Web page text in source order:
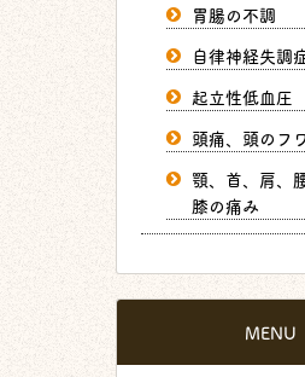
胃腸の不調
自律神経失調
起立性低血圧
頭痛、頭のフ
顎、首、肩、
膝の痛み
MENU